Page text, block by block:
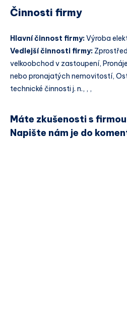
Činnosti firmy
Hlavní činnost firmy:Výroba
Vedlejší činnosti firmy:
velkoobchod v zastoupení,
nebo pronajatých nemovitostí,
technické činnosti j. n., , ,
Máte zkušenosti s
Napište nám je do